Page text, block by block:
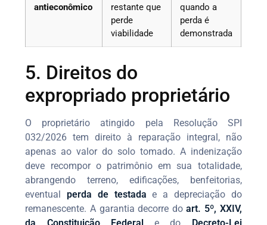
antieconômico
restante que
perde
viabilidade
quando a
perda é
demonstrada
5. Direitos do
expropriado proprietário
O proprietário atingido pela Resolução SPI
032/2026 tem direito à reparação integral, não
apenas ao valor do solo tomado. A indenização
deve recompor o patrimônio em sua totalidade,
abrangendo terreno, edificações, benfeitorias,
eventual perda de testada e a depreciação do
remanescente. A garantia decorre doart. 5º, XXIV,
da Constituição Federale do Decreto-Lei